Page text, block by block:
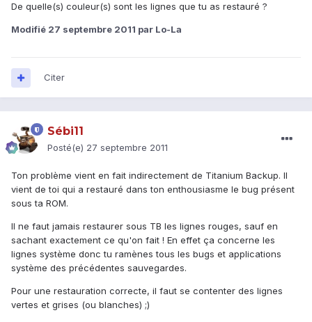
De quelle(s) couleur(s) sont les lignes que tu as restauré ?
Modifié 27 septembre 2011 par Lo-La
Citer
Sébi11
Posté(e) 27 septembre 2011
Ton problème vient en fait indirectement de Titanium Backup. Il
vient de toi qui a restauré dans ton enthousiasme le bug présent
sous ta ROM.
Il ne faut jamais restaurer sous TB les lignes rouges, sauf en
sachant exactement ce qu'on fait ! En effet ça concerne les
lignes système donc tu ramènes tous les bugs et applications
système des précédentes sauvegardes.
Pour une restauration correcte, il faut se contenter des lignes
vertes et grises (ou blanches) ;)